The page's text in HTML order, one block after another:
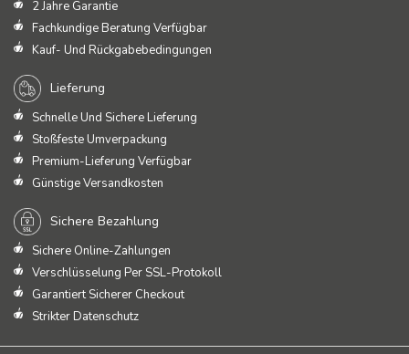
2 Jahre Garantie
Fachkundige Beratung Verfügbar
Kauf- Und Rückgabebedingungen
Lieferung
Schnelle Und Sichere Lieferung
Stoßfeste Umverpackung
Premium-Lieferung Verfügbar
Günstige Versandkosten
Sichere Bezahlung
Sichere Online-Zahlungen
Verschlüsselung Per SSL-Protokoll
Garantiert Sicherer Checkout
Strikter Datenschutz